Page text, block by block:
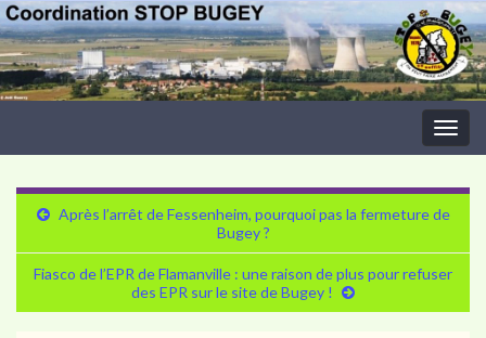
Après l’arrêt de Fessenheim, pourquoi pas la fermeture de
Bugey ?
Fiasco de l’EPR de Flamanville : une raison de plus pour refuser
des EPR sur le site de Bugey !